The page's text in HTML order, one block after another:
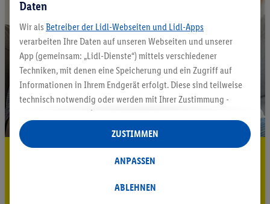
5.95 € Versand sparen³²ᵃ
Daten
Wir als Betreiber der Lidl-Webseiten und Lidl-Apps
verarbeiten Ihre Daten auf unseren Webseiten und unserer
App (gemeinsam: „Lidl-Dienste“) mittels verschiedener
Techniken, mit denen eine Speicherung und ein Zugriff auf
Informationen in Ihrem Endgerät erfolgt. Diese sind teilweise
technisch notwendig oder werden mit Ihrer Zustimmung -
auch durch Partner (u.a.
Verantwortliche; im Zusammenhang mit dem IAB TCF
insgesamt
Statistik-Erstellung oder für personalisierte Werbung
Datenverarbeitungen für personalisierte Werbung werden
ABLEHNEN
ANPASSEN
ZUSTIMMEN